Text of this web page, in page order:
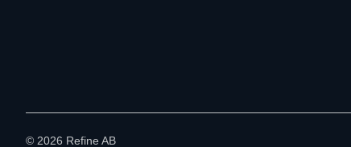
© 2026 Refine AB